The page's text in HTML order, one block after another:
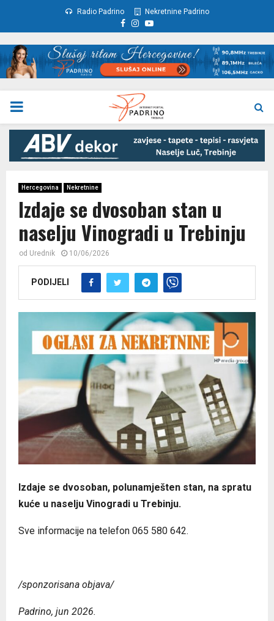
Radio Padrino Nekretnine Padrino
Facebook
Instagram
Youtube
PRIMARY
MENU
Hercegovina Nekretnine
Izdaje se dvosoban stan u
naselju Vinogradi u Trebinju
od Urednik 10/06/2026
PODIJELI
Izdaje se dvosoban, polunamješten stan, na spratu
kuće u naselju Vinogradi u Trebinju.
Sve informacije na telefon 065 580 642.
/sponzorisana objava/
Padrino, jun 2026.